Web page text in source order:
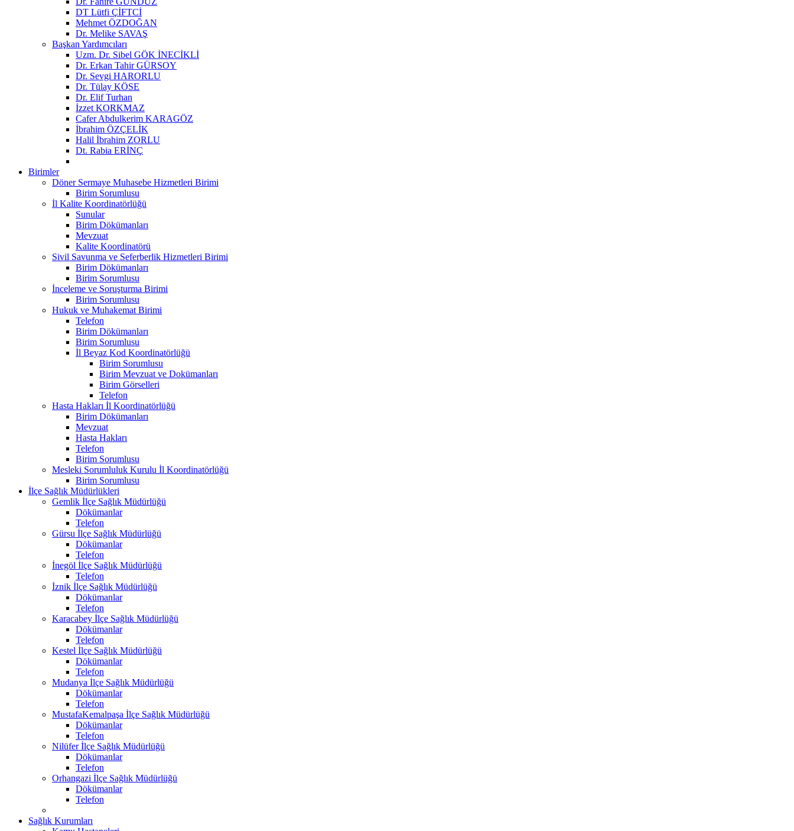
DT Lütfi ÇİFTCİ
Mehmet ÖZDOĞAN
Dr. Melike SAVAŞ
Başkan Yardımcıları
Uzm. Dr. Sibel GÖK İNECİKLİ
Dr. Erkan Tahir GÜRSOY
Dr. Sevgi HARORLU
Dr. Tülay KÖSE
Dr. Elif Turhan
İzzet KORKMAZ
Cafer Abdulkerim KARAGÖZ
İbrahim ÖZÇELİK
Halil İbrahim ZORLU
Dt. Rabia ERİNÇ
Birimler
Döner Sermaye Muhasebe Hizmetleri Birimi
Birim Sorumlusu
İl Kalite Koordinatörlüğü
Sunular
Birim Dökümanları
Mevzuat
Kalite Koordinatörü
Sivil Savunma ve Seferberlik Hizmetleri Birimi
Birim Dökümanları
Birim Sorumlusu
İnceleme ve Soruşturma Birimi
Birim Sorumlusu
Hukuk ve Muhakemat Birimi
Telefon
Birim Dökümanları
Birim Sorumlusu
İl Beyaz Kod Koordinatörlüğü
Birim Sorumlusu
Birim Mevzuat ve Dokümanları
Birim Görselleri
Telefon
Hasta Hakları İl Koordinatörlüğü
Birim Dökümanları
Mevzuat
Hasta Hakları
Telefon
Birim Sorumlusu
Mesleki Sorumluluk Kurulu İl Koordinatörlüğü
Birim Sorumlusu
İlçe Sağlık Müdürlükleri
Gemlik İlçe Sağlık Müdürlüğü
Dökümanlar
Telefon
Gürsu İlçe Sağlık Müdürlüğü
Dökümanlar
Telefon
İnegöl İlçe Sağlık Müdürlüğü
Telefon
İznik İlçe Sağlık Müdürlüğü
Dökümanlar
Telefon
Karacabey İlçe Sağlık Müdürlüğü
Dökümanlar
Telefon
Kestel İlçe Sağlık Müdürlüğü
Dökümanlar
Telefon
Mudanya İlçe Sağlık Müdürlüğü
Dökümanlar
Telefon
MustafaKemalpaşa İlçe Sağlık Müdürlüğü
Dökümanlar
Telefon
Nilüfer İlçe Sağlık Müdürlüğü
Dökümanlar
Telefon
Orhangazi İlçe Sağlık Müdürlüğü
Dökümanlar
Telefon
Sağlık Kurumları